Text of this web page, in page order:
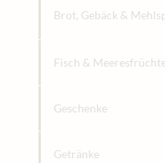
Brot, Gebäck &
Fisch & Meeresfrüchte
Geschenke
Getränke